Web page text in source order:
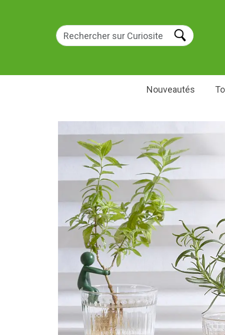
Nouveautés